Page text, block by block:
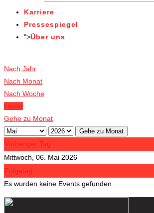
Karriere
Pressespiegel
">Über uns
Nach Jahr
Nach Monat
Nach Woche
Heute
Gehe zu Monat
Gehe zu Monat
Vorheriger Tag
Mittwoch, 06. Mai 2026
Folgetag
Es wurden keine Events gefunden